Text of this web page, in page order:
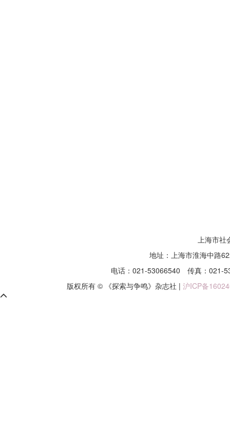
上海市社
地址：上海市淮海中路
电话：021-53066540 传真：
版权所有 © 《探索与争鸣》杂志社 | 沪ICP备